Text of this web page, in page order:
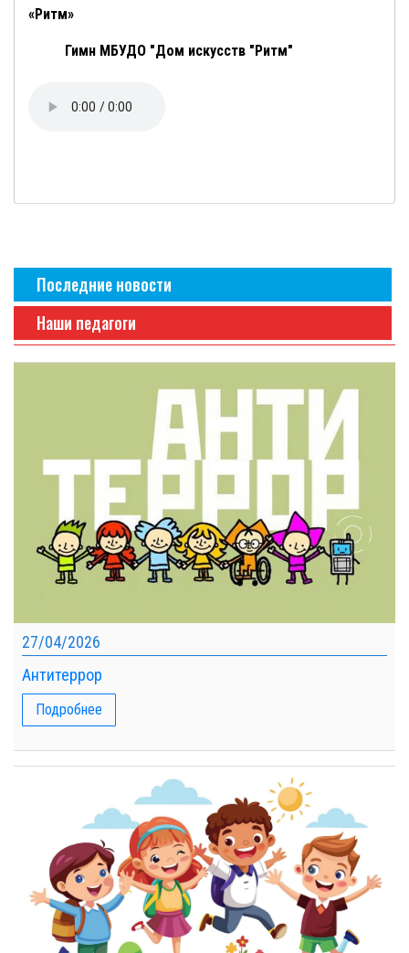
«Ритм»
Гимн МБУДО "Дом искусств "Ритм"
Последние новости
Наши педагоги
27/04/2026
Антитеррор
Подробнее